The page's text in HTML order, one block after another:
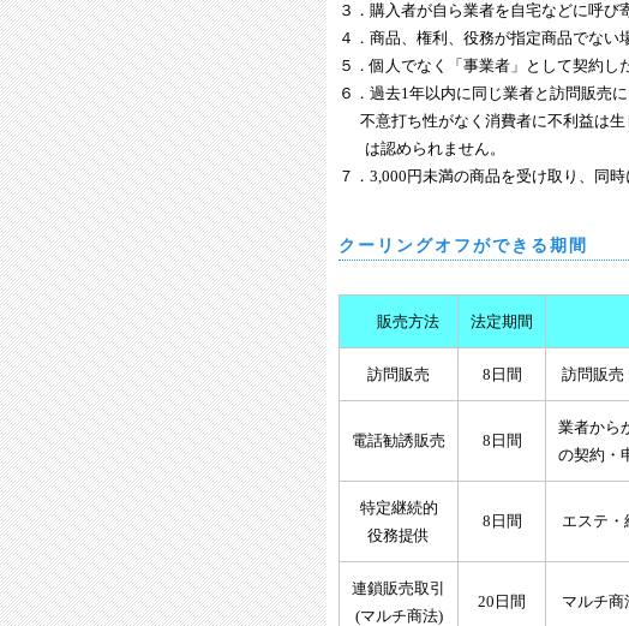
３．購入者が自ら業者を自宅などに呼び
４．商品、権利、役務が指定商品でない
５．個人でなく「事業者」として契約し
６．過去1年以内に同じ業者と訪問販売
不意打ち性がなく消費者に不利益は
は認められません。
７．3,000円未満の商品を受け取り、同
クーリングオフができる期間
販売方法 法定期間
訪問販売 8日間 訪問販売
電話勧誘販売 8日間
業者から
の契約・
特定継続的
役務提供
8日間 エステ
連鎖販売取引
(マルチ商法)
20日間 マルチ